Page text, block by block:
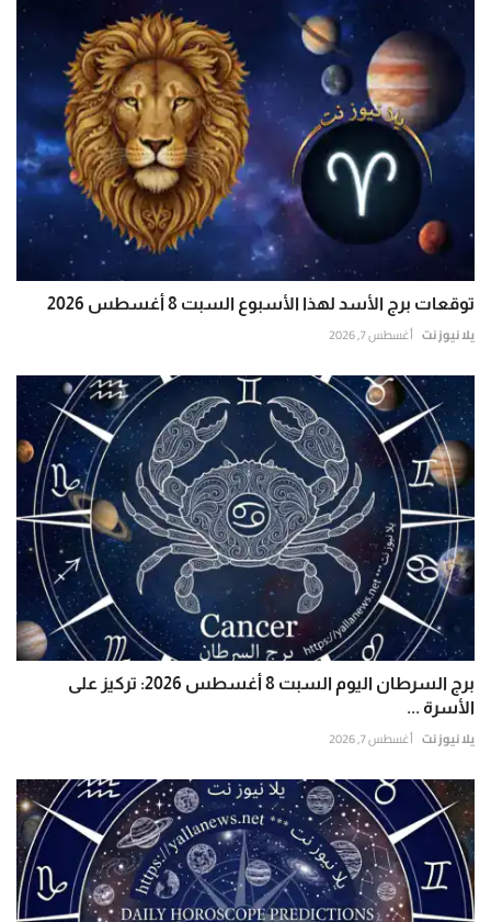
توقعات برج الأسد لهذا الأسبوع السبت 8 أغسطس 2026
يلا نيوز نت أغسطس 7, 2026
برج السرطان اليوم السبت 8 أغسطس 2026: تركيز على
الأسرة ...
يلا نيوز نت أغسطس 7, 2026